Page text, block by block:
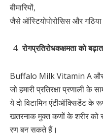
बीमारियों,
जैसे ऑस्टियोपोरोसिस और
रोगप्रतिरोधकक्षमताको
Buffalo Milk Vitamin A और
जो हमारी प्रतिरक्षा प्रणाली
ये दो विटामिन एंटीऑक्सिडेंट के
खतरनाक मुक्त कणों के शरीर को
रण बन सकते हैं।